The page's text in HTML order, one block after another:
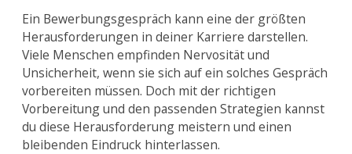
Ein Bewerbungsgespräch kann eine der größten
Herausforderungen in deiner Karriere darstellen.
Viele Menschen empfinden Nervosität und
Unsicherheit, wenn sie sich auf ein solches Gespräch
vorbereiten müssen. Doch mit der richtigen
Vorbereitung und den passenden Strategien kannst
du diese Herausforderung meistern und einen
bleibenden Eindruck hinterlassen.